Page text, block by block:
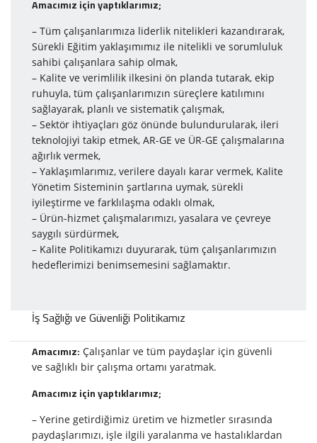
Amacımız için yaptıklarımız;
– Tüm çalışanlarımıza liderlik nitelikleri kazandırarak,
Sürekli Eğitim yaklaşımımız ile nitelikli ve sorumluluk
sahibi çalışanlara sahip olmak,
– Kalite ve verimlilik ilkesini ön planda tutarak, ekip
ruhuyla, tüm çalışanlarımızın süreçlere katılımını
sağlayarak, planlı ve sistematik çalışmak,
– Sektör ihtiyaçları göz önünde bulundurularak, ileri
teknolojiyi takip etmek, AR-GE ve ÜR-GE çalışmalarına
ağırlık vermek,
– Yaklaşımlarımız, verilere dayalı karar vermek, Kalite
Yönetim Sisteminin şartlarına uymak, sürekli
iyileştirme ve farklılaşma odaklı olmak,
– Ürün-hizmet çalışmalarımızı, yasalara ve çevreye
saygılı sürdürmek,
– Kalite Politikamızı duyurarak, tüm çalışanlarımızın
hedeflerimizi benimsemesini sağlamaktır.
İş Sağlığı ve Güvenliği Politikamız
Amacımız: Çalışanlar ve tüm paydaşlar için güvenli
ve sağlıklı bir çalışma ortamı yaratmak.
Amacımız için yaptıklarımız;
– Yerine getirdiğimiz üretim ve hizmetler sırasında
paydaşlarımızı, işle ilgili yaralanma ve hastalıklardan